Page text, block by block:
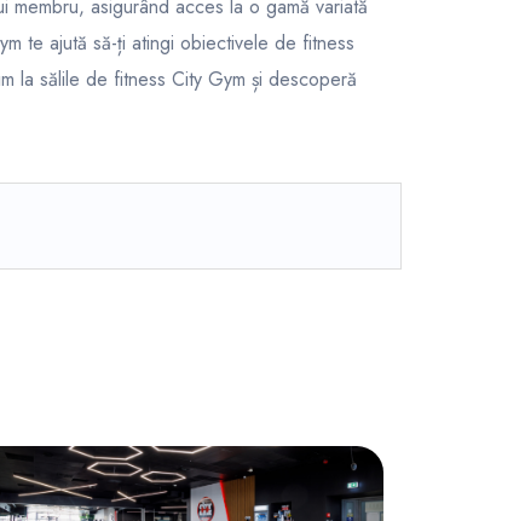
asigurând acces la o gamă variată
te ajută să-ți atingi obiectivele de fitness
la sălile de fitness City Gym și descoperă